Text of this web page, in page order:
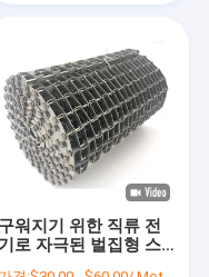
구워지기 위한 직류 전
기로 자극된 벌집형 스